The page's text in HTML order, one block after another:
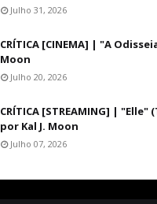
Julho 31, 2026
CRÍTICA [CINEMA] | "A
Moon
Julho 20, 2026
CRÍTICA [STREAMING] | "Elle"
por Kal J. Moon
Julho 07, 2026